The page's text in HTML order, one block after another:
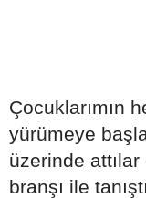
Çocuklarımın
yürümeye
üzerinde
branşı ile